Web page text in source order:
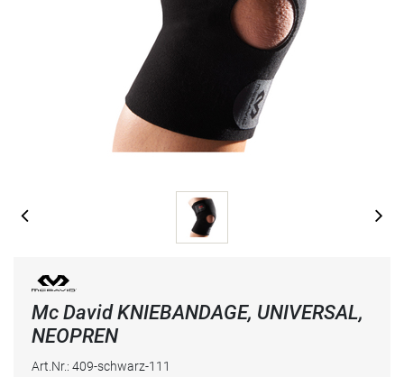
Mc David KNIEBANDAGE, UNIVERSAL,
NEOPREN
Art.Nr.: 409-schwarz-111